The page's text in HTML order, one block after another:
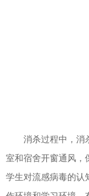
消杀过程中，消
室和宿舍开窗通风，
学生对流感病毒的认